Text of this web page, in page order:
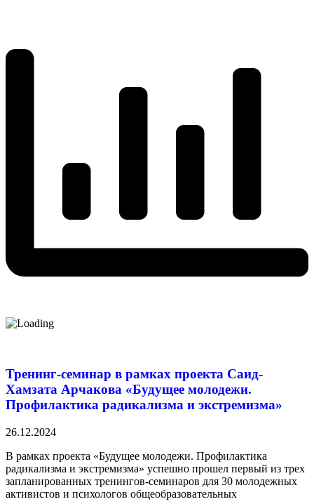
Тренинг-семинар в рамках проекта Саид-
Хамзата Арчакова «Будущее молодежи.
Профилактика радикализма и экстремизма»
26.12.2024
В рамках проекта «Будущее молодежи. Профилактика
радикализма и экстремизма» успешно прошел первый из трех
запланированных тренингов-семинаров для 30 молодежных
активистов и психологов общеобразовательных